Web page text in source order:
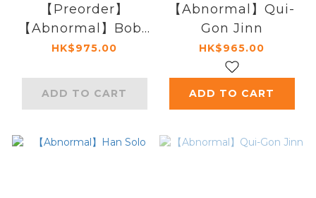
【Preorder】
【Abnormal】Boba
Fett
HK$975.00
ADD TO CART
【Abnormal】Qui-
Gon Jinn
HK$965.00
ADD TO CART